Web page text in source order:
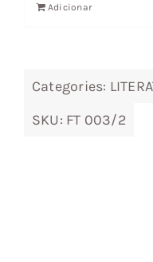
era:
Adicionar
Categories:
SKU: FT 003/2